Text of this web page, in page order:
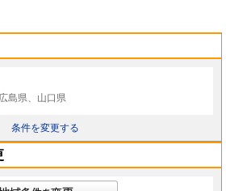
した者を本サービスの会員(以下「会員」)とします。
社へ提出した者
のいずれかに当てはまる者は会員となる資格を持たないもの
とがあります。
れている者が以下の条件に当てはまっている場合、当社は何ら
随時に本サービスを中止、もしくはその者の会員としての資格
法定代理人の同意等を得ている場合を除きます)
した者
同等の状態にあり、信用状態が著しく悪化している者
者
島県、山口県
条件を変更する